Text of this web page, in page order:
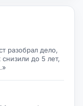
разобрал дело,
до 5 лет,